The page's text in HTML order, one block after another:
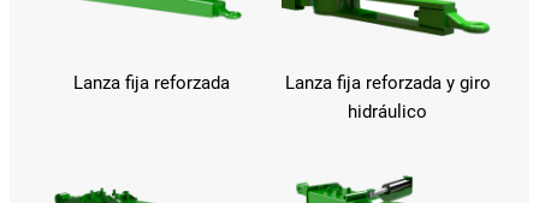
Lanza fija reforzada
Lanza fija reforzada y giro
hidráulico